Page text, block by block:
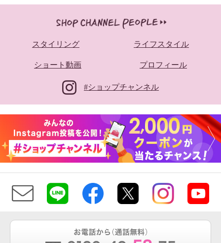
スタイリング ライフスタイル
ショート動画 プロフィール
#ショップチャンネル